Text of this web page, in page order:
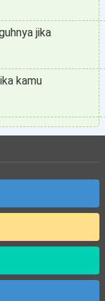
jika
kamu